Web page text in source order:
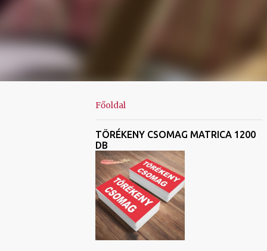
Főoldal
TÖRÉKENY CSOMAG MATRICA 1200
DB